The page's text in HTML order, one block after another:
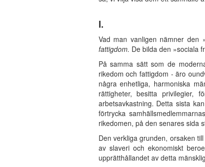
I.
Vad man vanligen nämner den
fattigdom. De bilda den »sociala
På samma sätt som de
rikedom och fattigdom - äro
några enhetliga, harmoniska
rättigheter, besitta privilegier,
arbetsavkastning. Detta sista
förtrycka
rikedomen, på den senares sida
Den verkliga grunden, orsaken
av slaveri och ekonomiskt
upprätthållandet av detta